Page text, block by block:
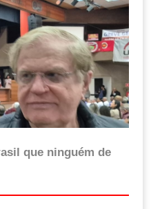
que ninguém de